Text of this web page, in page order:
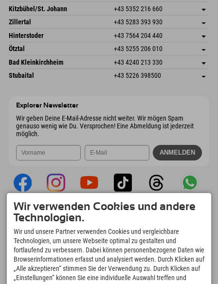
Dorfstr. 127b
6793 Gaschurn/Montafon
Österreich
Adresse speichern
Anreiseinfos
Buchen
Kitzbühel/St. Johann +43 5352 216 660
Speckbacherstraße 87
Österreich
Adresse speichern
Buchen
Zillertal +43 5283 393 930
Schmiedau 2
6272 Kaltenbach im Zillertal
Österreich
Adresse speichern
Anreiseinfos
Buchen
Hinterstoder +43 7564 204 440
Freizeitpark 10
Österreich
Adresse speichern
Buchen
Ötztal +43 5255 206 010
Gscheat 14
6441 Umhausen
Österreich
Adresse speichern
Anreiseinfos
Buchen
Bad Kleinkirchheim +43 4240 213 330
Dorfstraße 24
Adresse speichern
Stubaital +43 5226 398500
Explorer Newsletter
Wir geben Deine E-Mail-Adresse nicht weiter. Wir mögen Spam
genauso wenig wie Du. Versprochen! Eine Abmeldung ist jederzeit
möglich.
Explorer App
Upload Deiner #ExplorerMoments, Mein
Explorer To Go mit Buchungsübersicht,
Bucketlist, Restaurantübersicht uvm. Jetzt
downloaden!
Zeit für Explorer Moments
Wir verwenden Cookies und andere
Technologien.
Wir und unsere Partner verwenden Cookies und vergleichbare
Technologien, um unsere Webseite optimal zu gestalten und
fortlaufend zu verbessern. Dabei können personenbezogene Daten wie
Browserinformationen erfasst und analysiert werden. Durch Klicken auf
„Alle akzeptieren“ stimmen Sie der Verwendung zu. Durch Klicken auf
„Einstellungen“ können Sie eine individuelle Auswahl treffen und